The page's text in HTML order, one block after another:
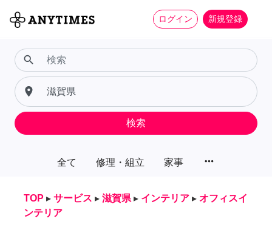
ログイン 新規登録
全て 修理・組立 家事 more_horiz
search
place
検索
TOP ▸ サービス ▸ 滋賀県 ▸ インテリア ▸ オフィスイ
ンテリア